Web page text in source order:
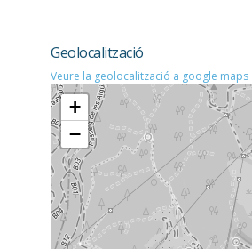
Geolocalització
Veure la geolocalització a google maps
+
−